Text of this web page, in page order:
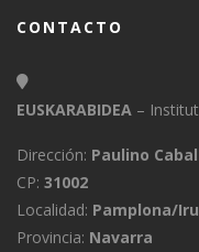
CONTACTO
EUSKARABIDEA –
Dirección: Paulino
CP: 31002
Localidad: Pamplona/
Provincia: Navarra